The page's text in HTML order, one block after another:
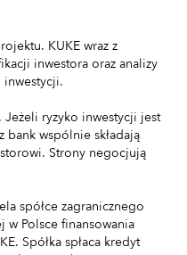
KUKE wraz z
inwestora oraz analizy
inwestycji.
Jeżeli ryzyko inwestycji jest
bank wspólnie składają
Strony negocjują
spółce zagranicznego
w Polsce finansowania
Spółka spłaca kredyt